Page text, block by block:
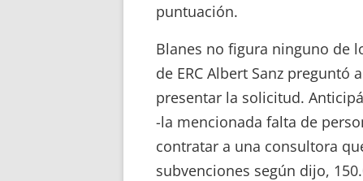
puntuación.
Blanes no figura ninguno de
de ERC Albert Sanz
presentar la solicitud.
-la mencionada falta de
contratar a una consultora
subvenciones según dijo,